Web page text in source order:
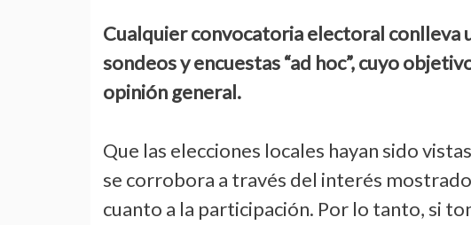
Cualquier convocatoria electoral conlleva
sondeos y encuestas “ad hoc”, cuyo
opinión general.
Que las elecciones locales hayan sido
se corrobora a través del interés
cuanto a la participación. Por lo tanto, si